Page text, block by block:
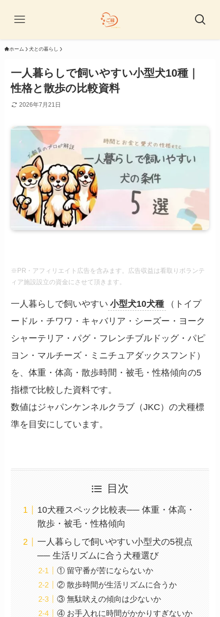
ホーム 犬との暮らし
一人暮らしで飼いやすい小型犬10種｜
性格と散歩の比較資料
2026年7月21日
※PR・アフィリエイト広告を含みます。広告収益は看取りボランテ
ィア施設設立の資金にさせて頂きます。
一人暮らしで飼いやすい 小型犬10犬種
（トイプ
ードル・チワワ・キャバリア・シーズー・ヨーク
シャーテリア・パグ・フレンチブルドッグ・パピ
ヨン・マルチーズ・ミニチュアダックスフンド）
を、体重・体高・散歩時間・被毛・性格傾向の5
指標で比較した資料です。
数値はジャパンケンネルクラブ（JKC）の犬種標
準を目安にしています。
目次
10犬種スペック比較表── 体重・体高・
散歩・被毛・性格傾向
一人暮らしで飼いやすい小型犬の5視点
── 生活リズムに合う犬種選び
① 留守番が苦にならないか
② 散歩時間が生活リズムに合うか
③ 無駄吠えの傾向は少ないか
④ お手入れに時間がかかりすぎないか